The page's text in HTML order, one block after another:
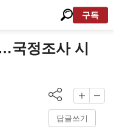
구독
국정조사 시
답글쓰기